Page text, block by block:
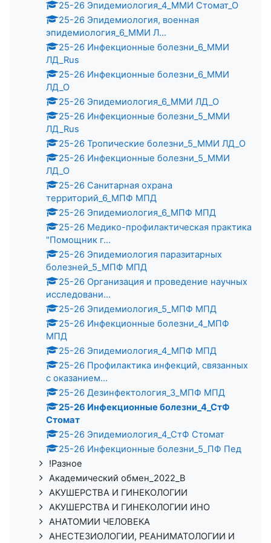
25-26 Эпидемиология_4_ММИ Стомат_О
25-26 Эпидемиология, военная
эпидемиология_6_ММИ Л...
25-26 Инфекционные болезни_6_ММИ
ЛД_Rus
25-26 Инфекционные болезни_6_ММИ
ЛД_О
25-26 Эпидемиология_6_ММИ ЛД_О
25-26 Инфекционные болезни_5_ММИ
ЛД_Rus
25-26 Тропические болезни_5_ММИ ЛД_О
25-26 Инфекционные болезни_5_ММИ
ЛД_О
25-26 Санитарная охрана
территорий_6_МПФ МПД
25-26 Эпидемиология_6_МПФ МПД
25-26 Медико-профилактическая практика
"Помощник г...
25-26 Эпидемиология паразитарных
болезней_5_МПФ МПД
25-26 Организация и проведение научных
исследовани...
25-26 Эпидемиология_5_МПФ МПД
25-26 Инфекционные болезни_4_МПФ
МПД
25-26 Эпидемиология_4_МПФ МПД
25-26 Профилактика инфекций, связанных
с оказанием...
25-26 Дезинфектология_3_МПФ МПД
25-26 Инфекционные болезни_4_СтФ
Стомат
25-26 Эпидемиология_4_СтФ Стомат
25-26 Инфекционные болезни_5_ПФ Пед
!Разное
Академический обмен_2022_В
АКУШЕРСТВА И ГИНЕКОЛОГИИ
АКУШЕРСТВА И ГИНЕКОЛОГИИ ИНО
АНАТОМИИ ЧЕЛОВЕКА
АНЕСТЕЗИОЛОГИИ, РЕАНИМАТОЛОГИИ И